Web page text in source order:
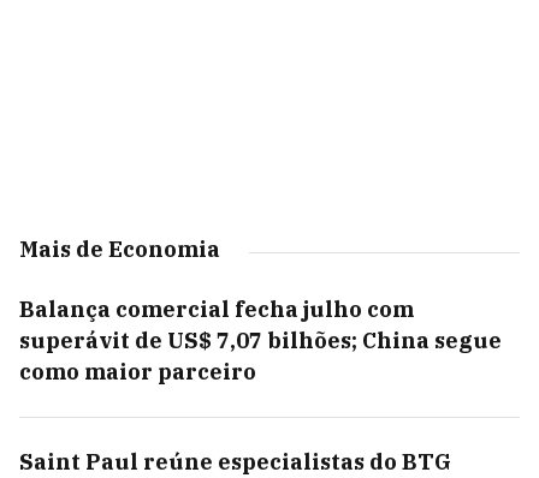
Mais de Economia
Balança comercial fecha julho com
superávit de US$ 7,07 bilhões; China segue
como maior parceiro
Saint Paul reúne especialistas do BTG